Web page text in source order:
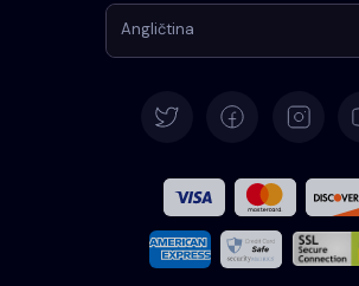
Angličtina
Francúzština
Taliansky